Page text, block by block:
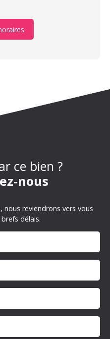
ce bien ?
nous
nous reviendrons vers vous
délais.